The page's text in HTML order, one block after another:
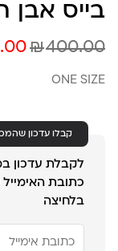
בייס אבן
₪400.00
ONE SIZE
קבלו עדכון
לקבלת עדכון
כתובת
בלחיצה
את